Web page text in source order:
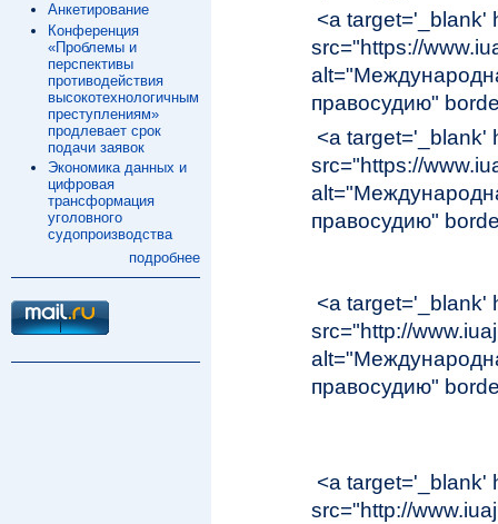
Анкетирование
Конференция
«Проблемы и
перспективы
противодействия
высокотехнологичным
преступлениям»
продлевает срок
подачи заявок
Экономика данных и
цифровая
трансформация
уголовного
судопроизводства
подробнее
<a target='_blank'
src="https://
правосудию"
<a target='_blank'
src="https://
правосудию"
<a target='_blank'
src="http://
правосудию"
<a target='_blank'
src="http://